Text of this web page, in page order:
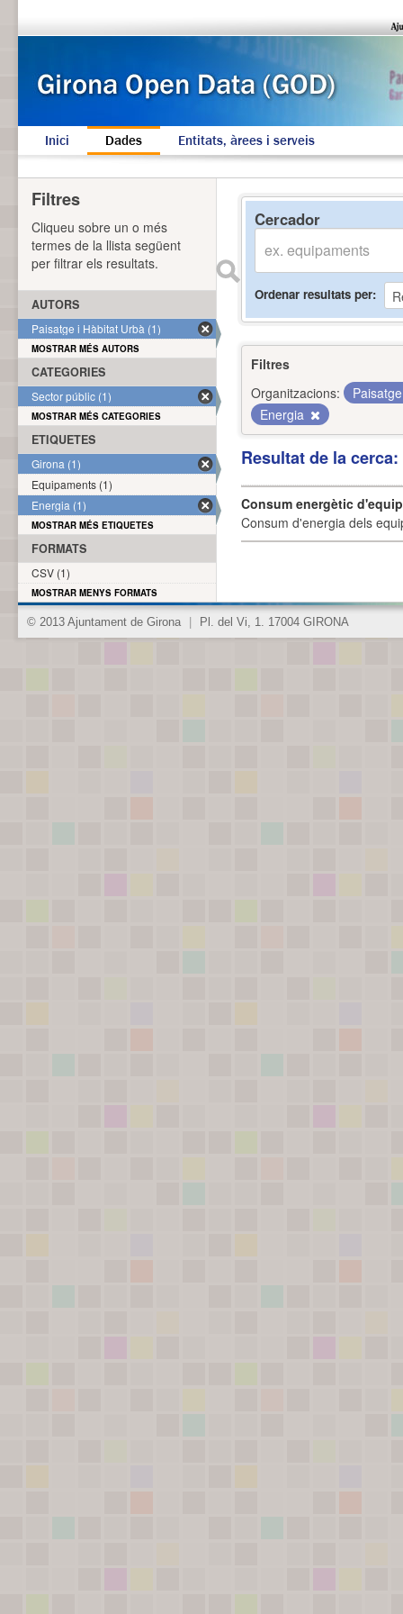
Inici Dades Entitats, àrees i serveis
Cercador
Ordenar resultats per
Filtres
Organitzacions:
Energia
Resultat de la
Consum energètic
Consum d'energia dels
Filtres
Cliqueu sobre un o més
termes de la llista següent
per filtrar els resultats.
AUTORS
Paisatge i Hàbitat Urbà (1)
MOSTRAR MÉS AUTORS
CATEGORIES
Sector públic (1)
MOSTRAR MÉS CATEGORIES
ETIQUETES
Girona (1)
Equipaments (1)
Energia (1)
MOSTRAR MÉS ETIQUETES
FORMATS
CSV (1)
MOSTRAR MENYS FORMATS
© 2013 Ajuntament de Girona Pl. del Vi, 1. 17004 GIRONA